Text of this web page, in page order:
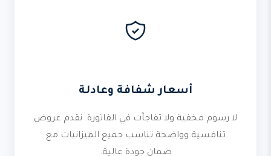
أسعار شفافة وعادلة
لا رسوم مخفية ولا تفاجآت في الفاتورة. نقدم عروض
تنافسية وواضحة تناسب جميع الميزانيات مع
ضمان جودة عالية.